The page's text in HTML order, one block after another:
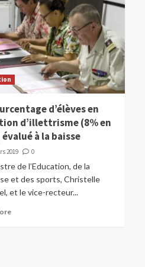
d’élèves en
d’illettrisme (8% en
évalué à la baisse
2019 0
de l’Education, de la
et des sports, Christelle
et le vice-recteur...